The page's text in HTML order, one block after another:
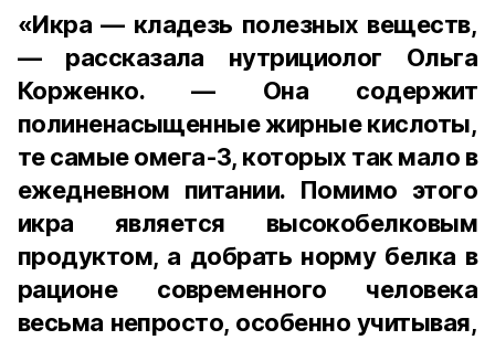
«Икра — кладезь полезных веществ,
— рассказала нутрициолог Ольга
Корженко. — Она содержит
полиненасыщенные жирные кислоты,
те самые омега-3, которых так мало в
ежедневном питании. Помимо этого
икра является высокобелковым
продуктом, а добрать норму белка в
рационе современного человека
весьма непросто, особенно учитывая,